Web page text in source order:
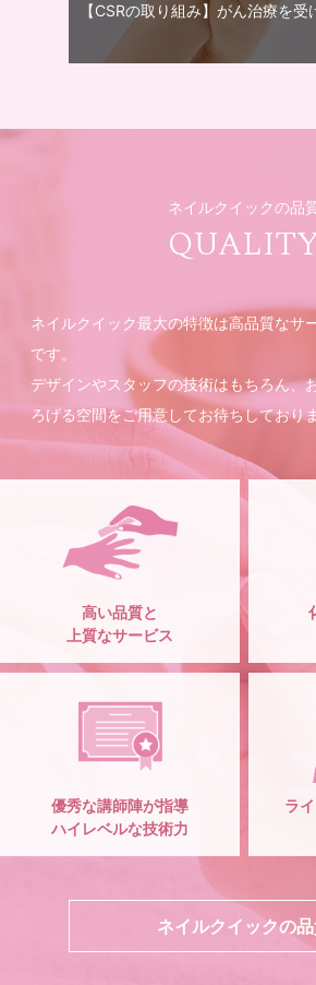
【CSRの取り組み】がん治療を
ネイルクイックの品
ネイルクイック最大の特徴は高品質なサ
です。
デザインやスタッフの技術はもちろん、
ろげる空間をご用意してお待ちしておりま
高い品質と
上質なサービス
優秀な講師陣が指導
ハイレベルな技術力
ラ
ネイルクイックの